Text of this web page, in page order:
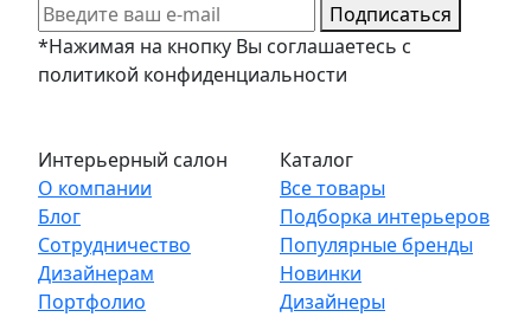
Интерьерный салон
О компании
Блог
Сотрудничество
Дизайнерам
Портфолио
Каталог
Все товары
Подборка интерьеров
Популярные бренды
Новинки
Дизайнеры
Подписаться
*Нажимая на кнопку Вы соглашаетесь с
политикой конфиденциальности